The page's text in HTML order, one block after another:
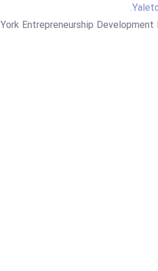
York Entrepreneurship